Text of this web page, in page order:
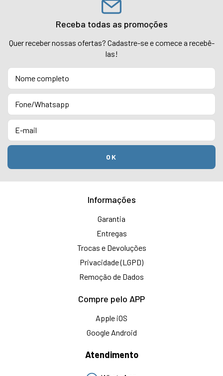
Receba todas as promoções
Quer receber nossas ofertas? Cadastre-se e comece a recebê-
las!
Informações
Garantia
Entregas
Trocas e Devoluções
Privacidade (LGPD)
Remoção de Dados
Compre pelo APP
Apple iOS
Google Android
Atendimento